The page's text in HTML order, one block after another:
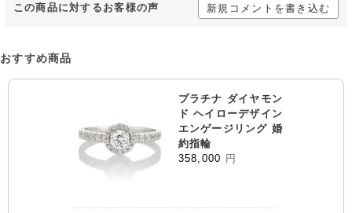
この商品に対するお客様の声 新規コメントを書き込む
おすすめ商品
プラチナ ダイヤモン
ド ヘイローデザイン
エンゲージリング 婚
約指輪
358,000 円